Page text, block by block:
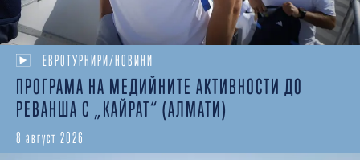
ЕВРОТУРНИРИ/НОВИНИ
ПРОГРАМА НА МЕДИЙНИТЕ АКТИВНОСТИ ДО
РЕВАНША С „КАЙРАТ“ (АЛМАТИ)
8 август 2026